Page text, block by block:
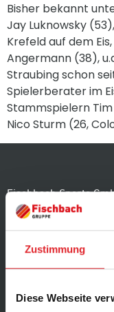
Zustimmung
Diese Webseite
Bisher bekannt
Jay Luknowsky
Krefeld auf dem
Angermann (38),
Straubing schon
Spielerberater im
Stammspielern
Nico Sturm (26,
Fischbach Sports
Widdersdorfer Str. 215
E-Mail: